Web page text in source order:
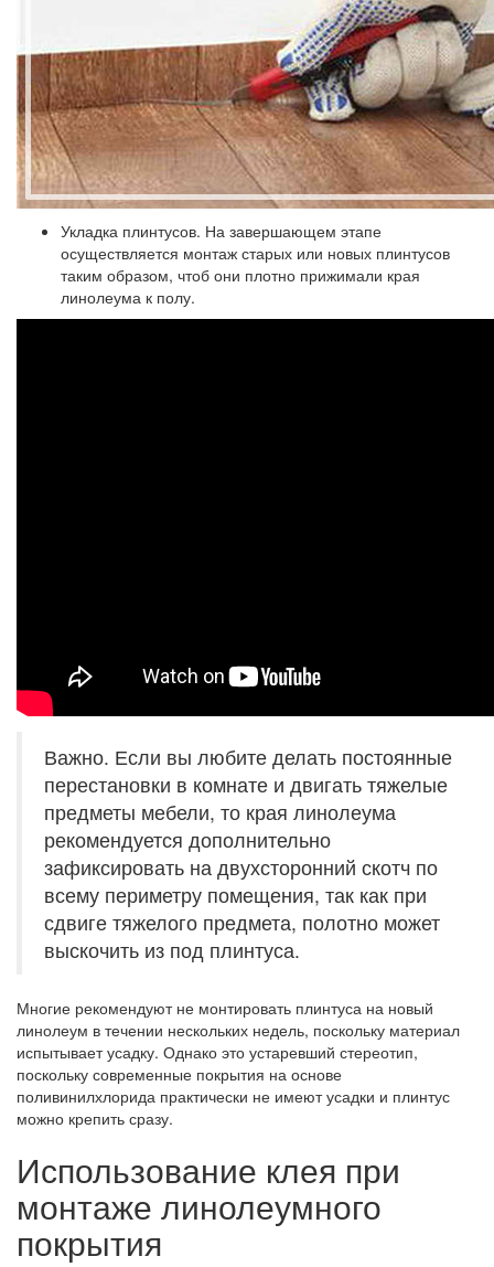
Укладка плинтусов. На завершающем этапе
осуществляется монтаж старых или новых плинтусов
таким образом, чтоб они плотно прижимали края
линолеума к полу.
Важно. Если вы любите делать постоянные
перестановки в комнате и двигать тяжелые
предметы мебели, то края линолеума
рекомендуется дополнительно
зафиксировать на двухсторонний скотч по
всему периметру помещения, так как при
сдвиге тяжелого предмета, полотно может
выскочить из под плинтуса.
Многие рекомендуют не монтировать плинтуса на новый
линолеум в течении нескольких недель, поскольку материал
испытывает усадку. Однако это устаревший стереотип,
поскольку современные покрытия на основе
поливинилхлорида практически не имеют усадки и плинтус
можно крепить сразу.
Использование клея при
монтаже линолеумного
покрытия